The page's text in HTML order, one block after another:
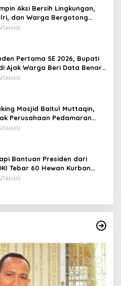
Aksi Bersih Lingkungan,
dan Warga Bergotong
Pertama SE 2026, Bupati
Ajak Warga Beri Data Benar
Masjid Baitul Muttaqin,
Perusahaan Pedamaran
Bantuan Presiden dari
Tebar 60 Hewan Kurban
APBD